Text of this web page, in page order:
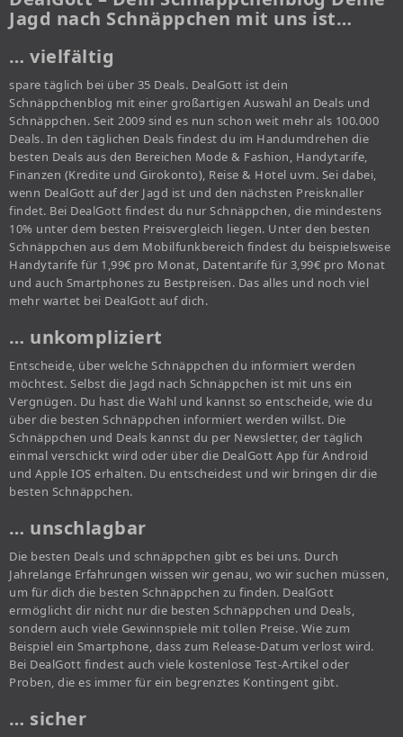
Jagd nach Schnäppchen mit uns ist…
… vielfältig
spare täglich bei über 35 Deals. DealGott ist dein
Schnäppchenblog mit einer großartigen Auswahl an Deals und
Schnäppchen. Seit 2009 sind es nun schon weit mehr als 100.000
Deals. In den täglichen Deals findest du im Handumdrehen die
besten Deals aus den Bereichen Mode & Fashion, Handytarife,
Finanzen (Kredite und Girokonto), Reise & Hotel uvm. Sei dabei,
wenn DealGott auf der Jagd ist und den nächsten Preisknaller
findet. Bei DealGott findest du nur Schnäppchen, die mindestens
10% unter dem besten Preisvergleich liegen. Unter den besten
Schnäppchen aus dem Mobilfunkbereich findest du beispielsweise
Handytarife für 1,99€ pro Monat, Datentarife für 3,99€ pro Monat
und auch Smartphones zu Bestpreisen. Das alles und noch viel
mehr wartet bei DealGott auf dich.
… unkompliziert
Entscheide, über welche Schnäppchen du informiert werden
möchtest. Selbst die Jagd nach Schnäppchen ist mit uns ein
Vergnügen. Du hast die Wahl und kannst so entscheide, wie du
über die besten Schnäppchen informiert werden willst. Die
Schnäppchen und Deals kannst du per Newsletter, der täglich
einmal verschickt wird oder über die DealGott App für Android
und Apple IOS erhalten. Du entscheidest und wir bringen dir die
besten Schnäppchen.
… unschlagbar
Die besten Deals und schnäppchen gibt es bei uns. Durch
Jahrelange Erfahrungen wissen wir genau, wo wir suchen müssen,
um für dich die besten Schnäppchen zu finden. DealGott
ermöglicht dir nicht nur die besten Schnäppchen und Deals,
sondern auch viele Gewinnspiele mit tollen Preise. Wie zum
Beispiel ein Smartphone, dass zum Release-Datum verlost wird.
Bei DealGott findest auch viele kostenlose Test-Artikel oder
Proben, die es immer für ein begrenztes Kontingent gibt.
… sicher